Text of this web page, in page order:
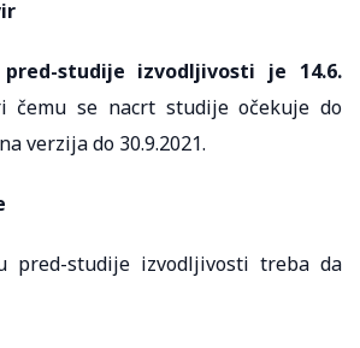
studije izvodljivosti je 14.6.
čemu se nacrt studije očekuje do
verzija do 30.9.2021.
pred-studije izvodljivosti treba da